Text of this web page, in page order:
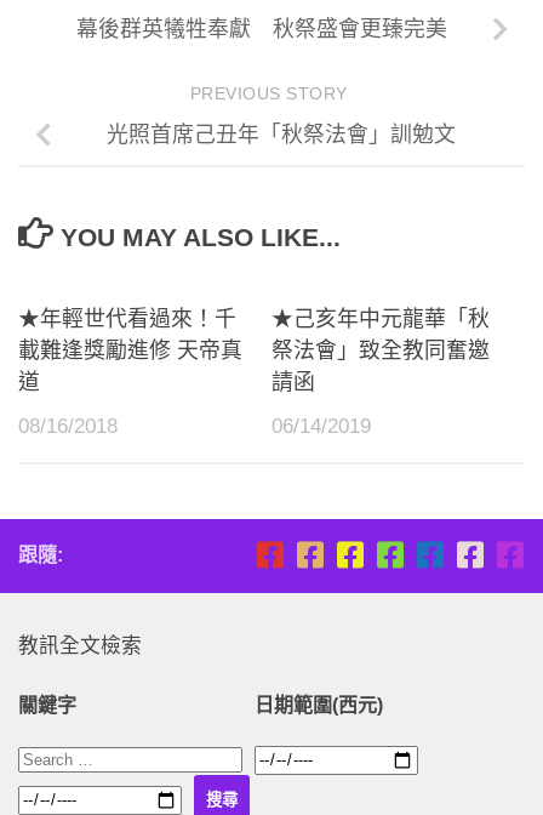
幕後群英犧牲奉獻 秋祭盛會更臻完美
PREVIOUS STORY
光照首席己丑年「秋祭法會」訓勉文
YOU MAY ALSO LIKE...
★年輕世代看過來！千
載難逢獎勵進修 天帝真
道
08/16/2018
★己亥年中元龍華「秋
祭法會」致全教同奮邀
請函
06/14/2019
跟隨:
教訊全文檢索
關鍵字 日期範圍(西元)